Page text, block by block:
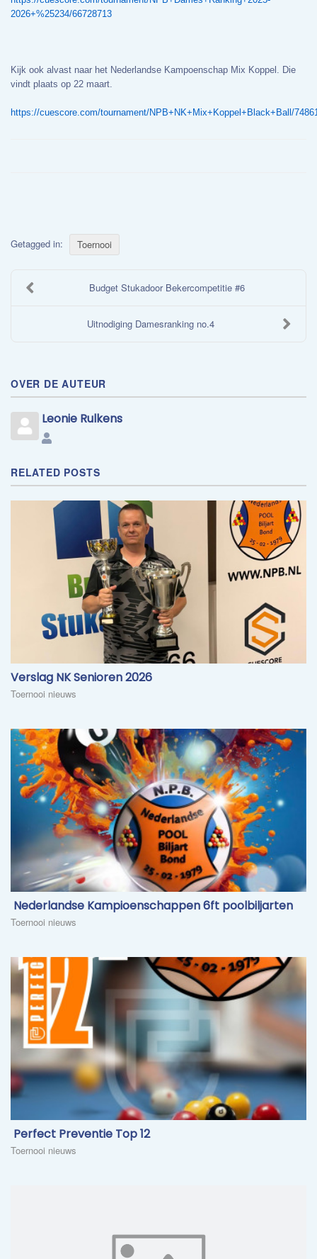
2026+%25234/66728713
Kijk ook alvast naar het Nederlandse Kampoenschap Mix Koppel. Die
vindt plaats op 22 maart.
https://cuescore.com/tournament/NPB+NK+Mix+Koppel+Black+Ball/
Getagged in: Toernooi
Budget Stukadoor Bekercompetitie #6
​Uitnodiging Damesranking no.4
OVER DE AUTEUR
Leonie Rulkens
Leonie
RELATED POSTS
​Verslag NK Senioren 2026
Toernooi nieuws
​ Nederlandse Kampioenschappen 6ft poolbiljarten
Toernooi nieuws
​ Perfect Preventie Top 12
Toernooi nieuws